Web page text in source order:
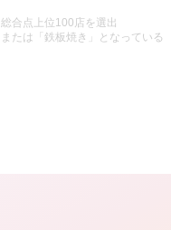
合点上位100店を選出
たは「鉄板焼き」となっている